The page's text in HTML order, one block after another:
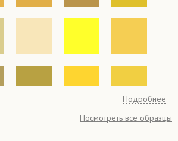
Посмотреть все образцы
Подробнее